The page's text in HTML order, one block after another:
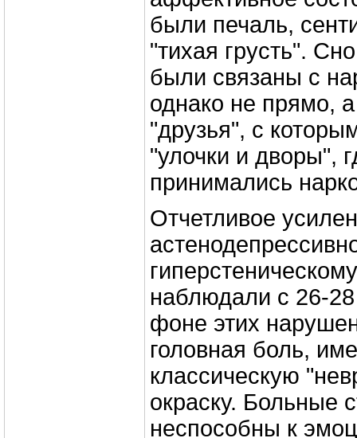
были печаль,
"тихая грусть".
были связаны с
однако не прямо,
"друзья", с
"улочки и дворы",
принимались
Отчетливое
наблюдали с 26-
фоне этих
головная боль,
классическую
окраску. Больные
неспособны к